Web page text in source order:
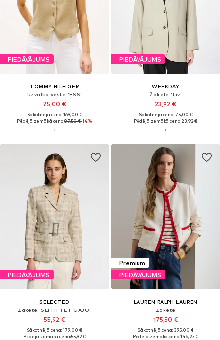
PIEDĀVĀJUMS
TOMMY HILFIGER
Uzvalka veste 'ESS'
75,00 €
Sākotnējā cena: 169,00 €
Pēdējā zemākā cena:87,50 €-14%
PIEDĀVĀJUMS
WEEKDAY
Žakete 'Liv'
23,92 €
Sākotnējā cena: 75,00 €
Pēdējā zemākā cena:23,92 €
PIEDĀVĀJUMS
SELECTED
Žakete 'SLFFITTET GAJO'
55,92 €
Sākotnējā cena: 179,00 €
Pēdējā zemākā cena:55,92 €
Premium
PIEDĀVĀJUMS
LAUREN RALPH LAUREN
Žakete
175,50 €
Sākotnējā cena: 395,00 €
Pēdējā zemākā cena:146,25 €